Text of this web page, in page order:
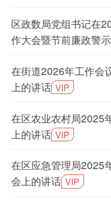
区政数局党组书记在
作大会暨节前廉政警
在街道2026年工作会
上的讲话 VIP
在区农业农村局2025
上的讲话 VIP
在区应急管理局2025
会上的讲话 VIP